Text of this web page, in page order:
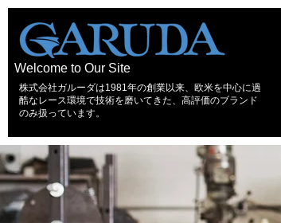
Welcome to Our Site
株式会社ガルーダは1981年の創業以来、欧米を中心に過
酷なレース環境で技術を磨いてきた、高評価のブランド
のみ扱っています。